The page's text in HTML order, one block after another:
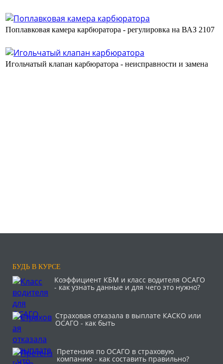
Поплавковая камера карбюратора - регулировка на ВАЗ 2107
Игольчатый клапан карбюратора - неисправности и замена
БУДЬ В КУРСЕ
Коэффициент КБМ и класс водителя ОСАГО
- как узнать данные и для чего это нужно?
Страховая отказала в выплате КАСКО или
ОСАГО - как быть
Претензия по ОСАГО в страховую
компанию - как составить правильно?